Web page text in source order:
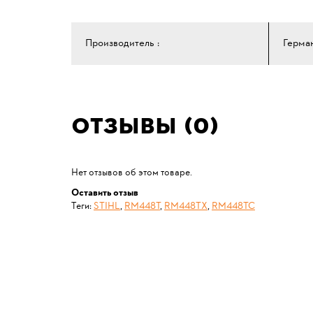
Производитель :
Отзывы (0)
Нет отзывов об этом товаре.
Оставить отзыв
Теги:STIHL,RM448T,RM448TХ,RM448TC